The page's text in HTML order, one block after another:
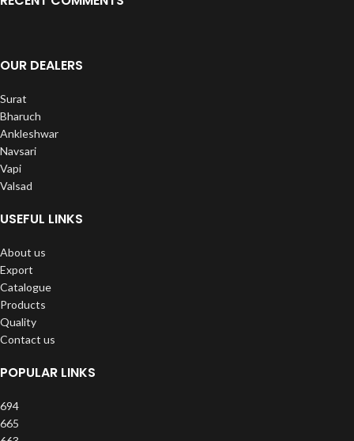
OUR DEALERS
Surat
Bharuch
Ankleshwar
Navsari
Vapi
Valsad
USEFUL LINKS
About us
Export
Catalogue
Products
Quality
Contact us
POPULAR LINKS
694
665